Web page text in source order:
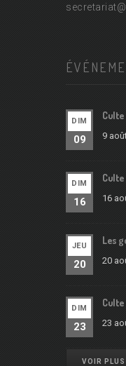
secretariat@
DIM
09
Culte
9
DIM
16
Culte
16
JEU
20
Les
20
DIM
23
Culte
23
VOIR PLUS